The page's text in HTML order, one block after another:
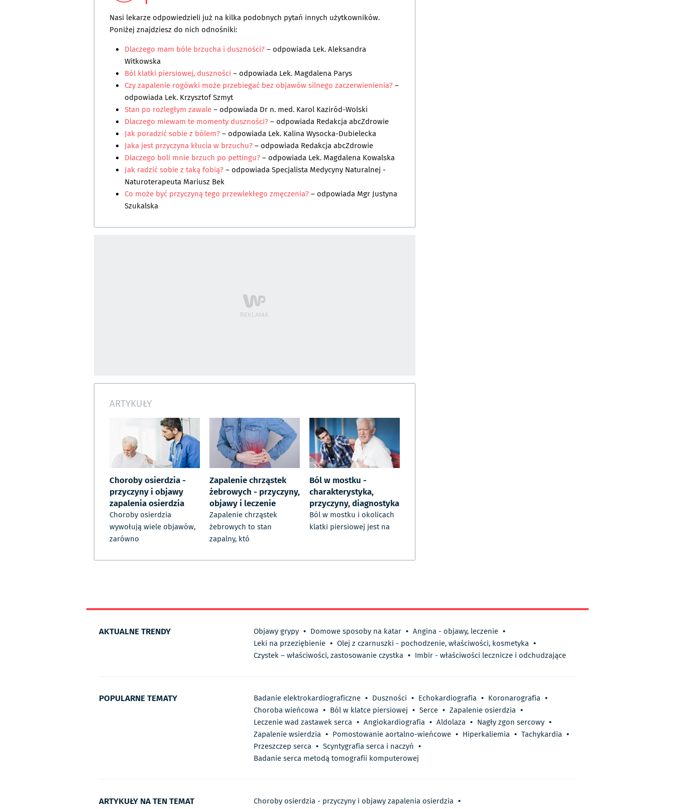
Nasi lekarze odpowiedzieli już na kilka podobnych pytań innych użytkowników.
Poniżej znajdziesz do nich odnośniki:
Dlaczego mam bóle brzucha i duszności?– odpowiada Lek. Aleksandra
Witkowska
Ból klatki piersiowej, duszności – odpowiada Lek. Magdalena Parys
Czy zapalenie rogówki może przebiegać bez objawów silnego zaczerwienienia?–
odpowiada Lek. Krzysztof Szmyt
Stan po rozległym zawale– odpowiada Dr n. med. Karol Kaziród-Wolski
Dlaczego miewam te momenty duszności?– odpowiada Redakcja abcZdrowie
Jak poradzić sobie z bólem?– odpowiada Lek. Kalina Wysocka-Dubielecka
Jaka jest przyczyna kłucia w brzuchu?– odpowiada Redakcja abcZdrowie
Dlaczego boli mnie brzuch po pettingu?– odpowiada Lek. Magdalena Kowalska
Jak radzić sobie z taką fobią?– odpowiadaSpecjalista Medycyny Naturalnej -
Naturoterapeuta Mariusz Bek
Co może być przyczyną tego przewlekłego zmęczenia?– odpowiada Mgr Justyna
Szukalska
ARTYKUŁY
Choroby osierdzia -
przyczyny i objawy
zapalenia osierdzia
Choroby osierdzia
wywołują wiele objawów,
zarówno
Zapalenie chrząstek
żebrowych - przyczyny,
objawy i leczenie
Zapalenie chrząstek
żebrowych to stan
zapalny, któ
Ból w mostku -
charakterystyka,
przyczyny, diagnostyka
Ból w mostku i okolicach
klatki piersiowej jest na
AKTUALNE TRENDY Objawy grypy • Domowe sposoby na katar • Angina - objawy, leczenie •
Leki na przeziębienie • Olej z czarnuszki - pochodzenie, właściwości, kosmetyka •
Czystek – właściwości, zastosowanie czystka • Imbir - właściwości lecznicze i odchudzające
POPULARNE TEMATY Badanie elektrokardiograficzne • Duszności • Echokardiografia • Koronarografia •
Choroba wieńcowa • Ból w klatce piersiowej • Serce • Zapalenie osierdzia •
Leczenie wad zastawek serca • Angiokardiografia • Aldolaza • Nagły zgon sercowy •
Zapalenie wsierdzia • Pomostowanie aortalno-wieńcowe • Hiperkaliemia • Tachykardia •
Przeszczep serca • Scyntygrafia serca i naczyń •
Badanie serca metodą tomografii komputerowej
ARTYKUŁY NA TEN TEMAT Choroby osierdzia - przyczyny i objawy zapalenia osierdzia •